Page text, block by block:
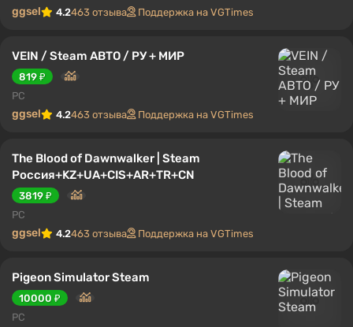
ggsel 4.2463 отзыва Поддержка на VGTimes
VEIN / Steam АВТО / РУ + МИР
819 ₽
PC
ggsel 4.2463 отзыва Поддержка на VGTimes
The Blood of Dawnwalker | Steam
Россия+KZ+UA+CIS+AR+TR+CN
3819 ₽
PC
ggsel 4.2463 отзыва Поддержка на VGTimes
Pigeon Simulator Steam
10000 ₽
PC